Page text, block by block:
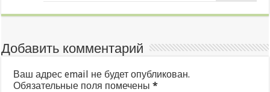
Добавить комментарий
Ваш адрес email не будет опубликован.
Обязательные поля помечены*